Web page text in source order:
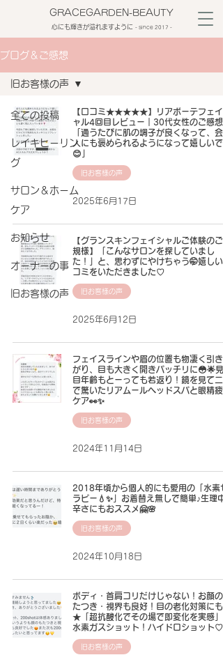
GRACEGARDEN-BEAUTY
心にも輝きが溢れますように ​- since 2017 -
ブログ＆ご感想
全ての投稿
レイキヒーリン
グ
サロン＆ホーム
ケア
お知らせ
オーナーの事
旧お客様の声
旧お客様の声
【口コミ★★★★★】リアボーテフェイ
ャル4回目レビュー｜30代女性のご感想
「通うたびに肌の調子が良くなって、会
人にも褒められるようになって嬉しいで
😊」
旧お客様の声
2025年6月17日
【グランスキンフェイシャルご体験のご
規様】「こんなサロンを探していまし
た！」と、思わずにやけちゃう🤭嬉しい
コミをいただきました♡
旧お客様の声
2025年6月12日
フェイスラインや眉の位置も物凄く引き
がり、目も大きく開きパッチリに😳🌟見
目年齢もとーっても若返り！鏡を見て二
で驚いたリアムールヘッドスパと眼精疲
ケア👀✨
旧お客様の声
2024年11月14日
2018年頃から個人的にも愛用の「水素
ラピー💧✨」お着替え無しで簡単♪生理
辛さにもおススメ🤗🌸
旧お客様の声
2024年10月18日
ボディ・首肩コリだけじゃない！お顔の
たつき・視界も良好！目の老化対策にも
★「超抗酸化でその場で即変化を実感」
水素ガスショット！ハイドロショット♡
旧お客様の声